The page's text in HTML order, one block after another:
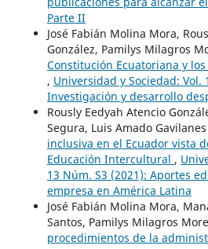
Parte II
José Fabián Molina Mora,
González, Pamilys Milagros
Constitución Ecuatoriana y
, Universidad y Sociedad: Vol.
Investigación y desarrollo
Rously Eedyah Atencio
Segura, Luis Amado
inclusiva en el Ecuador vista
Educación Intercultural ,
13 Núm. S3 (2021): Aportes
empresa en América Latina
José Fabián Molina Mora,
Santos, Pamilys Milagros
procedimientos de la